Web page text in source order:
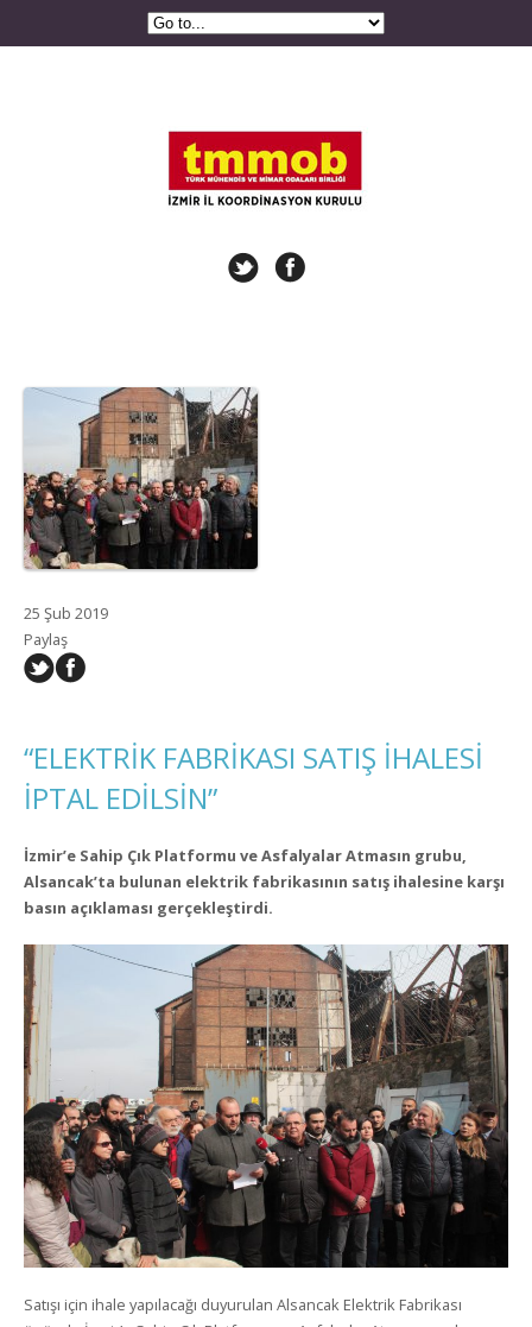
25 Şub 2019
Paylaş
“ELEKTRİK FABRİKASI SATIŞ İHALESİ
İPTAL EDİLSİN”
İzmir’e Sahip Çık Platformu ve Asfalyalar Atmasın grubu,
Alsancak’ta bulunan elektrik fabrikasının satış ihalesine karşı
basın açıklaması gerçekleştirdi.
Satışı için ihale yapılacağı duyurulan Alsancak Elektrik Fabrikası